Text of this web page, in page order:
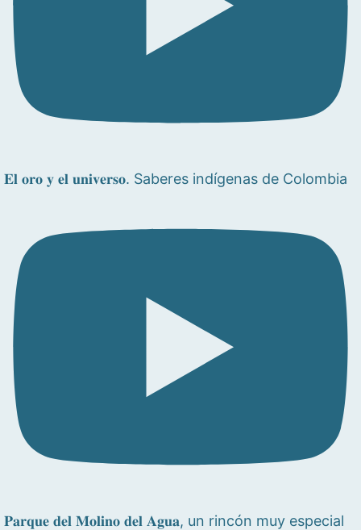
𝐄𝐥 𝐨𝐫𝐨 𝐲 𝐞𝐥 𝐮𝐧𝐢𝐯𝐞𝐫𝐬𝐨. Saberes indígenas de Colombia
𝐏𝐚𝐫𝐪𝐮𝐞 𝐝𝐞𝐥 𝐌𝐨𝐥𝐢𝐧𝐨 𝐝𝐞𝐥 𝐀𝐠𝐮𝐚, un rincón muy especial